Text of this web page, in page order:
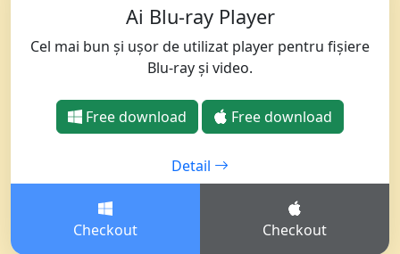
Ai Blu-ray Player
Cel mai bun și ușor de utilizat player pentru fișiere
Blu-ray și video.
Free download Free download
Detail
Checkout Checkout